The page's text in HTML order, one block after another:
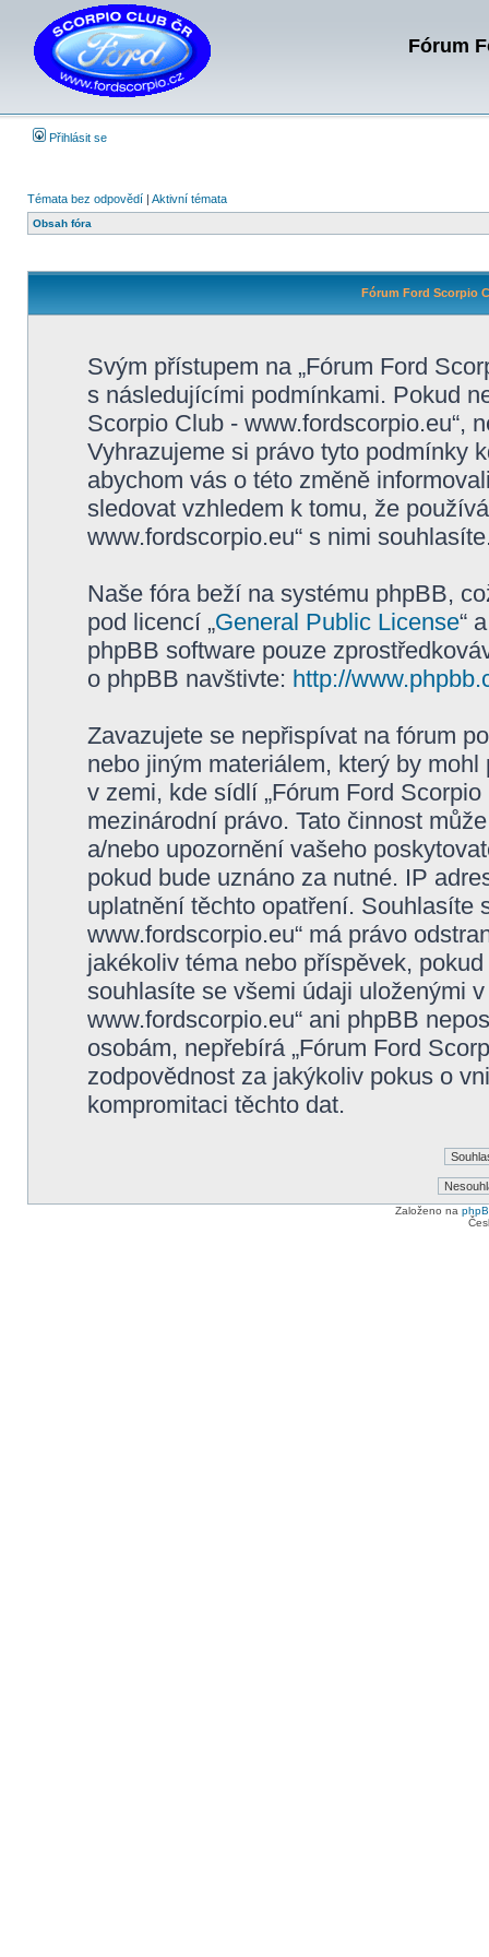
Fórum
Přihlásit se
Témata bez odpovědí | Aktivní témata
Obsah fóra
Fórum Ford Scorpio
Svým přístupem na „Fórum Ford
s následujícími podmínkami. Pokud
Scorpio Club - www.fordscorpio.eu“,
Vyhrazujeme si právo tyto podmínky
abychom vás o této změně
sledovat vzhledem k tomu, že
www.fordscorpio.eu“ s nimi
Naše fóra beží na systému phpBB,
pod licencí „General Public License“
phpBB software pouze
o phpBB navštivte: http://
Zavazujete se nepřispívat na fórum
nebo jiným materiálem, který by
v zemi, kde sídlí „Fórum Ford
mezinárodní právo. Tato činnost
a/nebo upozornění vašeho
pokud bude uznáno za nutné. IP
uplatnění těchto opatření. Souhlasíte
www.fordscorpio.eu“ má právo
jakékoliv téma nebo příspěvek,
souhlasíte se všemi údaji uloženými
www.fordscorpio.eu“ ani phpBB
osobám, nepřebírá „Fórum Ford
zodpovědnost za jakýkoliv pokus o
kompromitaci těchto dat.
Založeno na